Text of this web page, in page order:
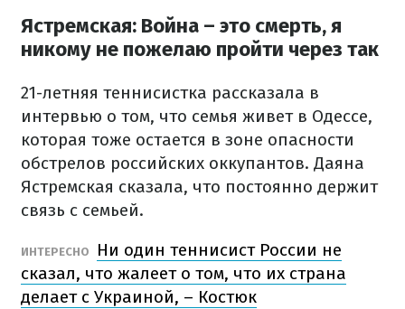
Ястремская: Война – это смерть, я
никому не пожелаю пройти через так
21-летняя теннисистка рассказала в
интервью о том, что семья живет в Одессе,
которая тоже остается в зоне опасности
обстрелов российских оккупантов. Даяна
Ястремская сказала, что постоянно держит
связь с семьей.
ИНТЕРЕСНО
Ни один теннисист России не
сказал, что жалеет о том, что их страна
делает с Украиной, – Костюк